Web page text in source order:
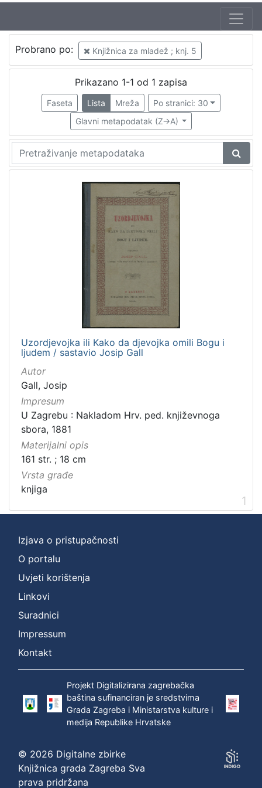
Jezik
hrvatski
Nakladnička
cjelina
Zagreb na pragu modernog doba
Knjige za djecu i mladež
Knjige za djecu i mladež
Probrano po: Knjižnica za mladež ; knj. 5
Prikazano 1-1 od 1 zapisa
Faseta Lista Mreža
Po stranici: 30
Glavni metapodatak (Z->A)
Uzordjevojka ili Kako da djevojka omili Bogu i
ljudem / sastavio Josip Gall
Autor
Gall, Josip
Impresum
U Zagrebu : Nakladom Hrv. ped. književnoga
sbora, 1881
Materijalni opis
161 str. ; 18 cm
Vrsta građe
knjiga
1
Izjava o pristupačnosti
O portalu
Uvjeti korištenja
Linkovi
Suradnici
Impressum
Kontakt
Projekt Digitalizirana zagrebačka
baština sufinanciran je sredstvima
Grada Zagreba i Ministarstva kulture i
medija Republike Hrvatske
© 2026 Digitalne zbirke
Knjižnica grada Zagreba Sva
prava pridržana